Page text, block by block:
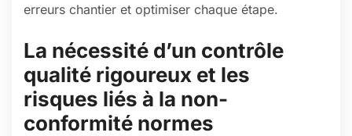
erreurs chantier et optimiser chaque étape.
La nécessité d’un contrôle
qualité rigoureux et les
risques liés à la non-
conformité normes